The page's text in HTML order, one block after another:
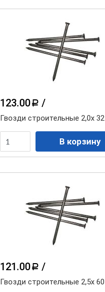
123.00 a /
Гвозди строительные 2,0х 32
121.00 a /
Гвозди строительные 2,5х 60